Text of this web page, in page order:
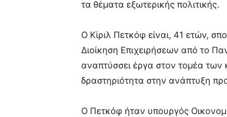
τα θέματα εξωτερικής πολιτικής.
Ο Κίριλ Πετκόφ είναι, 41 ετών,
Διοίκηση Επιχειρήσεων από το
αναπτύσσει έργα στον τομέα των
δραστηριότητα στην ανάπτυξη
Ο Πετκόφ ήταν υπουργός